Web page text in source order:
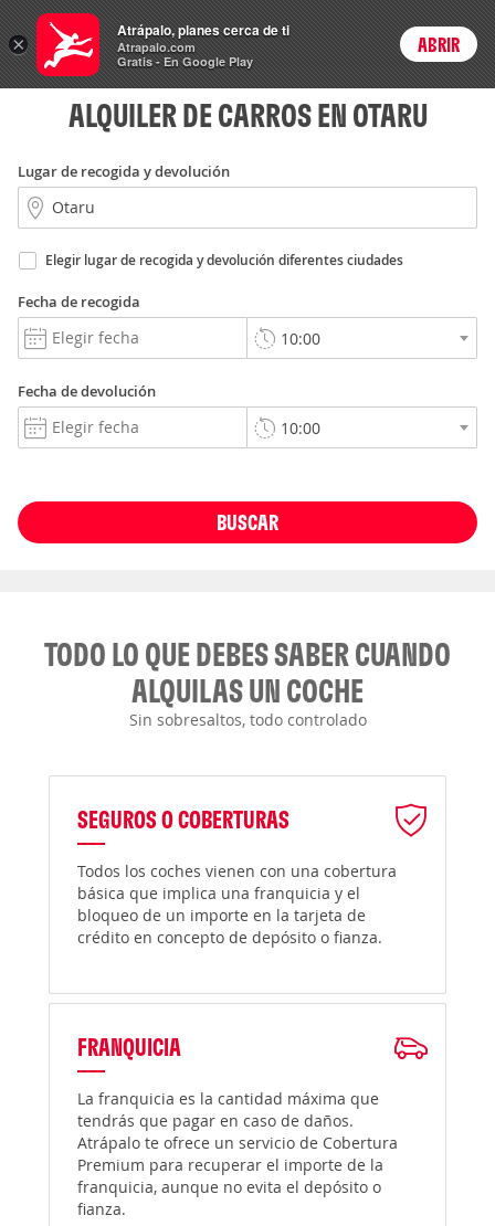
Rent
a Car Login
ALQUILER DE CARROS EN OTARU
Lugar de recogida y devolución
Elegir lugar de recogida y devolución diferentes ciudades
Fecha de recogida
Fecha de devolución
BUSCAR
TODO LO QUE DEBES SABER CUANDO
ALQUILAS UN COCHE
Sin sobresaltos, todo controlado
SEGUROS O COBERTURAS
Todos los coches vienen con una cobertura
básica que implica una franquicia y el
bloqueo de un importe en la tarjeta de
crédito en concepto de depósito o fianza.
FRANQUICIA
La franquicia es la cantidad máxima que
tendrás que pagar en caso de daños.
Atrápalo te ofrece un servicio de Cobertura
Premium para recuperar el importe de la
franquicia, aunque no evita el depósito o
fianza.
×
Atrápalo, planes cerca de ti
Atrapalo.com
Gratis - En Google Play
ABRIR